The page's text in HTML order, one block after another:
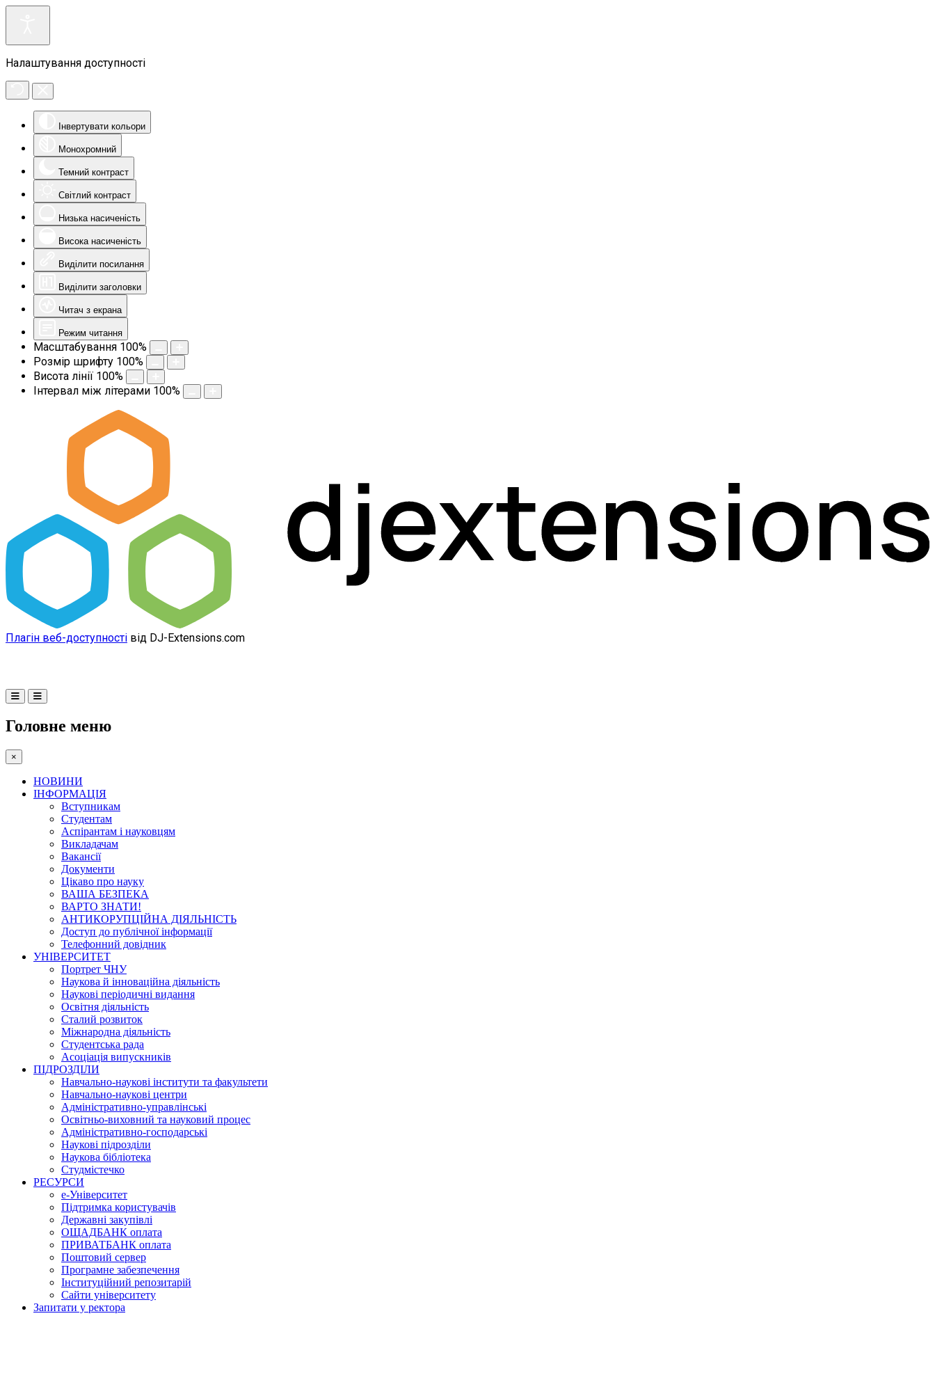
Налаштування доступності
Інвертувати кольори
Монохромний
Темний контраст
Світлий контраст
Низька насиченість
Висока насиченість
Виділити посилання
Виділити заголовки
Читач з екрана
Режим читання
Масштабування 100%
Розмір шрифту 100%
Висота лінії 100%
Інтервал між літерами 100%
Плагін веб-доступності від DJ-Extensions.com
Головне меню
×
НОВИНИ
ІНФОРМАЦІЯ
Вступникам
Студентам
Аспірантам і науковцям
Викладачам
Вакансії
Документи
Цікаво про науку
ВАША БЕЗПЕКА
ВАРТО ЗНАТИ!
АНТИКОРУПЦІЙНА ДІЯЛЬНІСТЬ
Доступ до публічної інформації
Телефонний довідник
УНІВЕРСИТЕТ
Портрет ЧНУ
Наукова й інноваційна діяльність
Наукові періодичні видання
Освітня діяльність
Сталий розвиток
Міжнародна діяльність
Студентська рада
Асоціація випускників
ПІДРОЗДІЛИ
Навчально-наукові інститути та факультети
Навчально-наукові центри
Адміністративно-управлінські
Освітньо-виховний та науковий процес
Адміністративно-господарські
Наукові підрозділи
Наукова бібліотека
Студмістечко
РЕСУРСИ
е-Університет
Підтримка користувачів
Державні закупівлі
ОЩАДБАНК оплата
ПРИВАТБАНК оплата
Поштовий сервер
Програмне забезпечення
Інституційний репозитарій
Сайти університету
Запитати у ректора